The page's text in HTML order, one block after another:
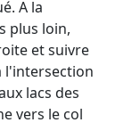
A la
plus loin,
et suivre
l'intersection
lacs des
vers le col